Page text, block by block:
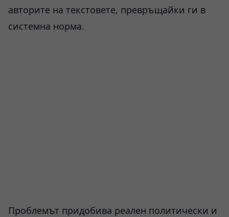
авторите на текстовете, превръщайки ги в
системна норма.
Проблемът придобива реален политически и